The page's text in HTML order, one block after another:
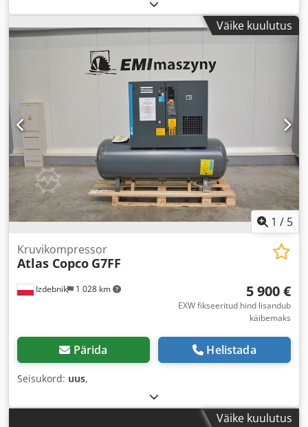
Väike kuulutus
1 / 5
Izdebnik 1 028 km
Kruvikompressor
Atlas Copco G7FF
5 900 €
EXW fikseeritud hind lisandub
käibemaks
Pärida Helistada
Seisukord: uus,
Väike kuulutus